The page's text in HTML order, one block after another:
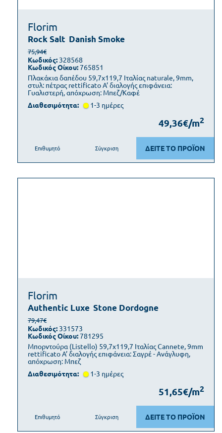
Florim
Rock Salt Danish Smoke
Πλακάκια δαπέδου 59,7x119,7 Ιταλίας naturale, 9mm,
στυλ: πέτρας rettificato Α’ διαλογής επιφάνεια:
Γυαλιστερή, απόχρωση: Μπεζ/Καφέ
75,94€
Κωδικός: 328568
Κωδικός Οίκου:765851
Διαθεσιμότητα: 1-3 ημέρες
49,36€/m2
ΔΕΙΤΕ ΤΟ ΠΡΟΪΟΝ
Επιθυμητό Σύγκριση
Florim
Authentic Luxe Stone Dordogne
Μπορντούρα (Listello) 59,7x119,7 Ιταλίας Cannete, 9mm
rettificato Α’ διαλογής επιφάνεια: Σαγρέ - Ανάγλυφη,
απόχρωση: Μπεζ
79,47€
Κωδικός: 331573
Κωδικός Οίκου:781295
Διαθεσιμότητα: 1-3 ημέρες
51,65€/m2
ΔΕΙΤΕ ΤΟ ΠΡΟΪΟΝ
Επιθυμητό Σύγκριση